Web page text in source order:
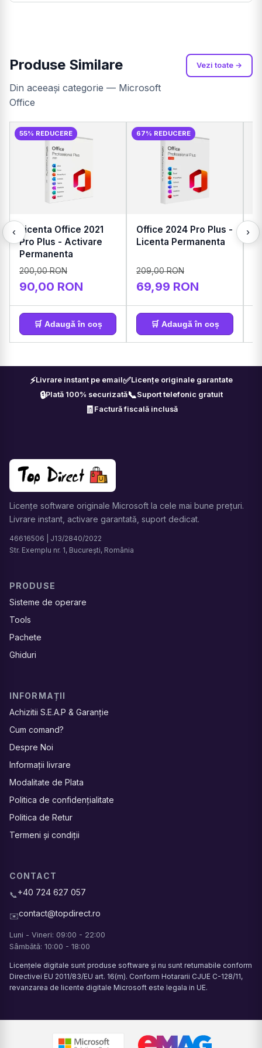
Produse Similare
Din aceeași categorie — Microsoft
Office
Vezi toate →
‹
55% REDUCERE
Licenta Office 2021
Pro Plus - Activare
Permanenta
200,00 RON
90,00 RON
🛒 Adaugă în coș
67% REDUCERE
Office 2024 Pro Plus -
Licenta Permanenta
209,00 RON
69,99 RON
🛒 Adaugă în coș
›
⚡Livrare instant pe email✅Licențe originale garantate
🔒Plată 100% securizată📞Suport telefonic gratuit
🧾 Factură fiscală inclusă
Licențe software originale Microsoft la cele mai bune prețuri.
Livrare instant, activare garantată, suport dedicat.
46616506 | J13/2840/2022
Str. Exemplu nr. 1, București, România
PRODUSE
Sisteme de operare
Tools
Pachete
Ghiduri
INFORMAȚII
Achizitii S.E.A.P & Garanție
Cum comand?
Despre Noi
Informații livrare
Modalitate de Plata
Politica de confidențialitate
Politica de Retur
Termeni și condiții
CONTACT
📞+40 724 627 057
✉️contact@topdirect.ro
Luni - Vineri: 09:00 - 22:00
Sâmbătă: 10:00 - 18:00
Licențele digitale sunt produse software și nu sunt returnabile conform
Directivei EU 2011/83/EU art. 16(m). Conform Hotararii CJUE C-128/11,
revanzarea de licente digitale Microsoft este legala in UE.